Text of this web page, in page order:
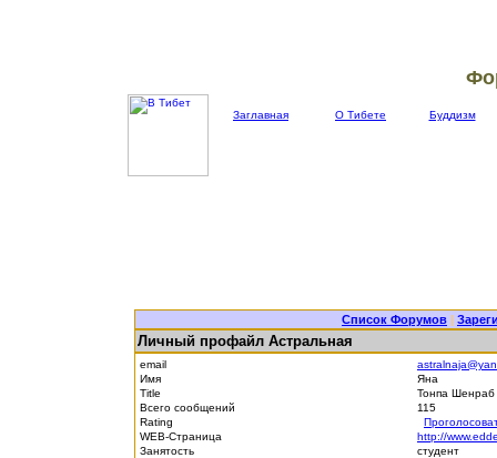
Заглавная О Тибете Буддизм
Список Форумов |
Личный профайл Астральная
email
Имя
Яна
Title
Тонпа Шенраб
Всего сообщений
115
Rating
WEB-Страница
http://
Занятость
студент